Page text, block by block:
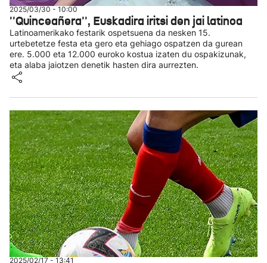
2025/03/30 - 10:00
''Quinceañera'', Euskadira iritsi den jai latinoa
Latinoamerikako festarik ospetsuena da nesken 15.
urtebetetze festa eta gero eta gehiago ospatzen da gurean
ere. 5.000 eta 12.000 euroko kostua izaten du ospakizunak,
eta alaba jaiotzen denetik hasten dira aurrezten.
2025/02/17 - 13:41